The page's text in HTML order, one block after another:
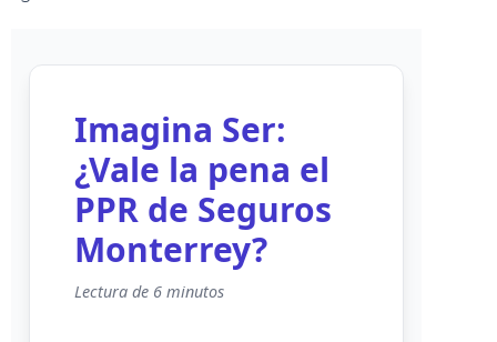
Imagina Ser:
¿Vale la pena el
PPR de Seguros
Monterrey?
Lectura de 6 minutos